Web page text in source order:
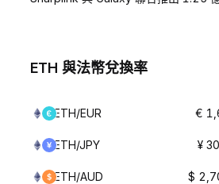
ETH 與法幣兌換率
ETH/EUR €
ETH/JPY ¥
ETH/AUD $